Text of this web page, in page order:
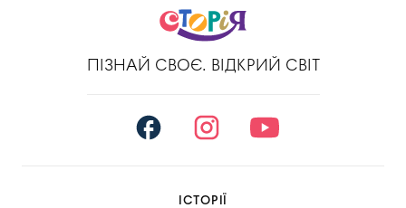
ПІЗНАЙ СВОЄ. ВІДКРИЙ СВІТ
ІСТОРІЇ